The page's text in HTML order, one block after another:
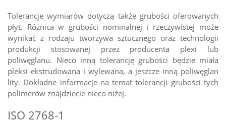
Tolerancje wymiarów dotyczą także grubości oferowanych
płyt. Różnica w grubości nominalnej i rzeczywistej może
wynikać z rodzaju tworzywa sztucznego oraz technologii
produkcji stosowanej przez producenta plexi lub
poliwęglanu. Nieco inną tolerancję grubości będzie miała
pleksi ekstrudowana i wylewana, a jeszcze inną poliwęglan
lity. Dokładne informacje na temat tolerancji grubości tych
polimerów znajdziecie nieco niżej.
ISO 2768-1